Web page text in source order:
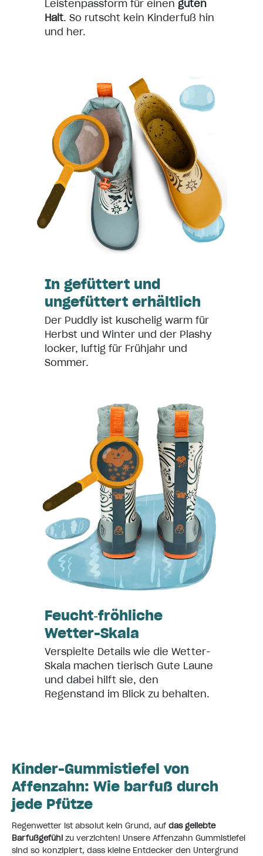
Leistenpassform für einen guten
Halt. So rutscht kein Kinderfuß hin
und her.
In gefüttert und
ungefüttert erhältlich
Der Puddly ist kuschelig warm für
Herbst und Winter und der Plashy
locker, luftig für Frühjahr und
Sommer.
Feucht‑fröhliche
Wetter-Skala
Verspielte Details wie die Wetter-
Skala machen tierisch Gute Laune
und dabei hilft sie, den
Regenstand im Blick zu behalten.
Kinder-Gummistiefel von
Affenzahn: Wie barfuß durch
jede Pfütze
Regenwetter ist absolut kein Grund, auf das geliebte
Barfußgefühl zu verzichten! Unsere Affenzahn Gummistiefel
sind so konzipiert, dass kleine Entdecker den Untergrund